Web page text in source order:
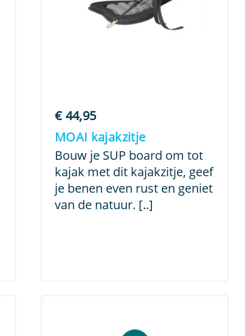
€44,95
MOAI kajakzitje
Bouw je SUP board om tot
kajak met dit kajakzitje, geef
je benen even rust en geniet
van de natuur. [..]